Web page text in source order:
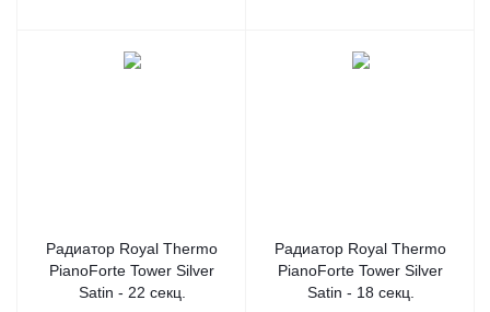
Радиатор Royal Thermo
PianoForte Tower Silver
Satin - 22 секц.
Радиатор Royal Thermo
PianoForte Tower Silver
Satin - 18 секц.